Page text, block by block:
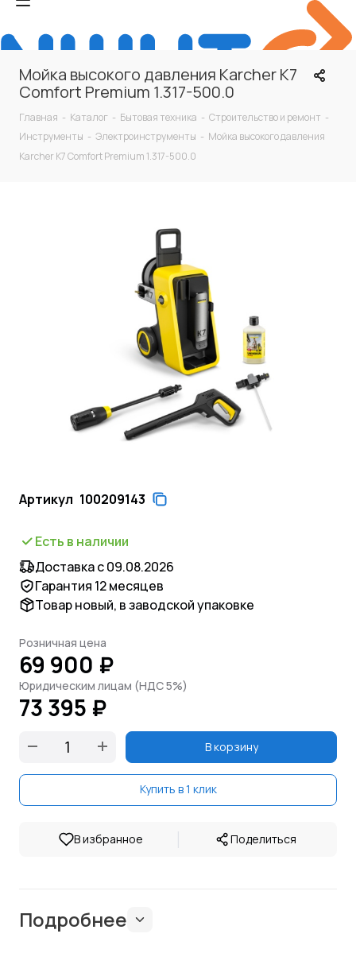
Мойка высокого давления Karcher K7
Comfort Premium 1.317-500.0
Главная - Каталог - Бытовая техника - Строительство и ремонт -
Инструменты - Электроинструменты - Мойка высокого давления
Karcher K7 Comfort Premium 1.317-500.0
Артикул 100209143
Есть в наличии
Доставка с 09.08.2026
Гарантия 12 месяцев
Товар новый, в заводской упаковке
Розничная цена
69 900 ₽
Юридическим лицам (НДС 5%)
73 395 ₽
В корзину
Купить в 1 клик
В избранное | Поделиться
Подробнее